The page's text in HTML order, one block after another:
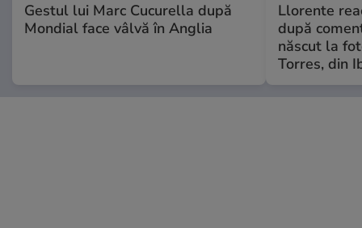
Gestul lui Marc Cucurella după
Mondial face vâlvă în Anglia
Llorente
după
născut la
Torres, din